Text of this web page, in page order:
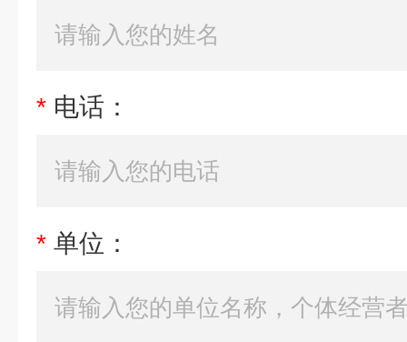
* 电话：
* 单位：